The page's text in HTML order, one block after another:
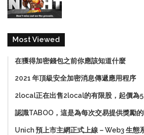
Most Viewed
在獲得加密錢包之前你應該知道什麼
2021 年頂級安全加密消息傳遞應用程序
2local正在出售2local的有限股，起價為
認識TABOO，這是為每次交易提供獎勵
Unich 預上市主網正式上線－Web3 生態